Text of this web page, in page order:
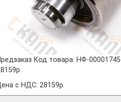
Код товара: НФ-00001745
с НДС: 28159р.